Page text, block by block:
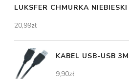
LUKSFER CHMURKA
20,99zł
KABEL USB-USB
9,90zł